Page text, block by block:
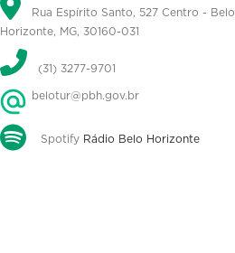
Rua Espírito Santo, 527 Centro - Belo
Horizonte, MG, 30160-031
(31) 3277-9701
belotur@pbh.gov.br
Spotify Rádio Belo Horizonte